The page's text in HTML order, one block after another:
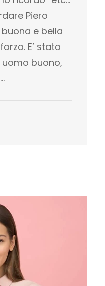
Piero
e bella
E’ stato
buono,